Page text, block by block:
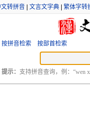
文转拼音 文言文字典 繁体字转
按拼音检索 按部首检索
提示： 支持拼音查询，例：“wen